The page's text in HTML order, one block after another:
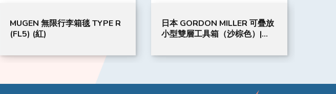
MUGEN 無限行李箱毯 TYPE R
(FL5) (紅)
日本 GORDON MILLER 可疊放
小型雙層工具箱（沙棕色）|